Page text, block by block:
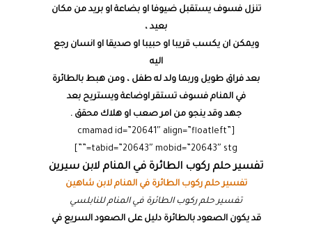
تنزل فسوف يستقبل ضيوفا او بضاعة او بريد من مكان
بعيد ،
ويمكن ان يكسب قريبا او حبيبا او صديقا او انسان رجع
اليه
بعد فراق طويل وربما ولد له طفل ، ومن هبط بالطائرة
في المنام فسوف تستقر اوضاعة ويستريح بعد
جهد وقد ينجو من امر صعب او هلاك محقق .
[cmamad id=”20641″ align=”floatleft”
tabid=”20643″ mobid=”20643″ stg=””]
تفسير حلم ركوب الطائرة في المنام لابن سيرين
تفسير حلم ركوب الطائرة في المنام لابن شاهين
تفسير حلم ركوب الطائرة في المنام للنابلسي
قد يكون الصعود بالطائرة دليل على الصعود السريع في